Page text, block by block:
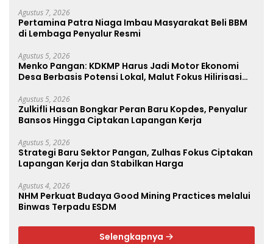
Agustus 7, 2026
Pertamina Patra Niaga Imbau Masyarakat Beli BBM
di Lembaga Penyalur Resmi
Agustus 5, 2026
Menko Pangan: KDKMP Harus Jadi Motor Ekonomi
Desa Berbasis Potensi Lokal, Malut Fokus Hilirisasi
Agustus 5, 2026
Zulkifli Hasan Bongkar Peran Baru Kopdes, Penyalur
Bansos Hingga Ciptakan Lapangan Kerja
Agustus 5, 2026
Strategi Baru Sektor Pangan, Zulhas Fokus Ciptakan
Lapangan Kerja dan Stabilkan Harga
Agustus 4, 2026
NHM Perkuat Budaya Good Mining Practices melalui
Binwas Terpadu ESDM
Selengkapnya